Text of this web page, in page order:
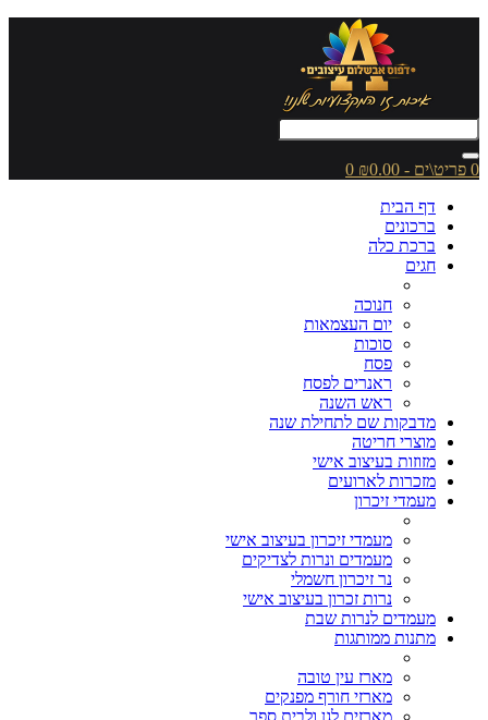
0 פריט\ים - ₪0.00
0
דף הבית
ברכונים
ברכת כלה
חגים
חנוכה
יום העצמאות
סוכות
פסח
ראנרים לפסח
ראש השנה
מדבקות שם לתחילת שנה
מוצרי חריטה
מזוזות בעיצוב אישי
מזכרות לארועים
מעמדי זיכרון
מעמדי זיכרון בעיצוב אישי
מעמדים ונרות לצדיקים
נר זיכרון חשמלי
נרות זכרון בעיצוב אישי
מעמדים לנרות שבת
מתנות ממותגות
מארז עין טובה
מארזי חורף מפנקים
מארזים לגן ולבית ספר